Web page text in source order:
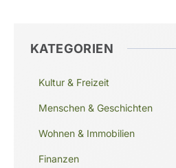
KATEGORIEN
Kultur & Freizeit
Menschen & Geschichten
Wohnen & Immobilien
Finanzen